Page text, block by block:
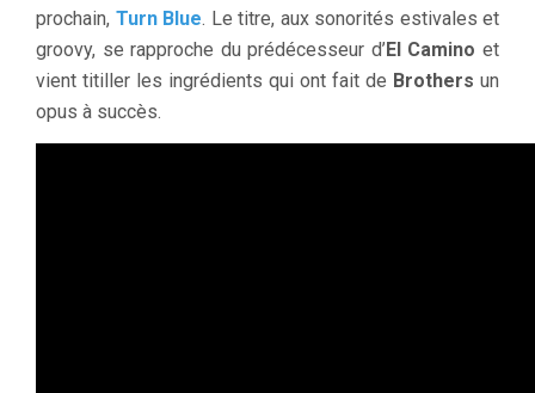
prochain, Turn Blue. Le titre, aux sonorités estivales et
groovy, se rapproche du prédécesseur d’El Camino et
vient titiller les ingrédients qui ont fait de Brothers un
opus à succès.